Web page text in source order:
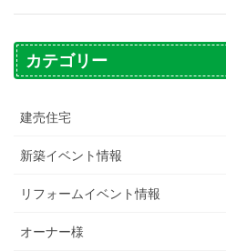
カテゴリー
建売住宅
新築イベント情報
リフォームイベント情報
オーナー様